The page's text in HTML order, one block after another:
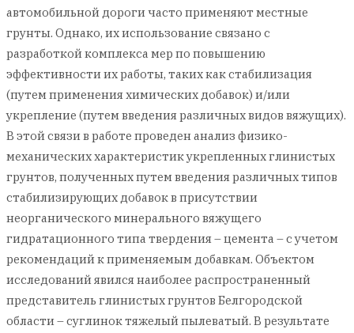
автомобильной дороги часто применяют местные
грунты. Однако, их использование связано с
разработкой комплекса мер по повышению
эффективности их работы, таких как стабилизация
(путем применения химических добавок) и/или
укрепление (путем введения различных видов вяжущих).
В этой связи в работе проведен анализ физико-
механических характеристик укрепленных глинистых
грунтов, полученных путем введения различных типов
стабилизирующих добавок в присутствии
неорганического минерального вяжущего
гидратационного типа твердения – цемента – с учетом
рекомендаций к применяемым добавкам. Объектом
исследований явился наиболее распространенный
представитель глинистых грунтов Белгородской
области – суглинок тяжелый пылеватый. В результате